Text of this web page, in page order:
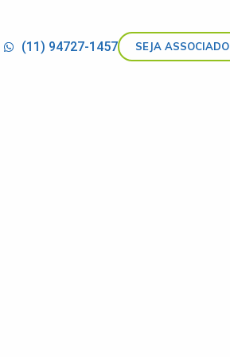
(11) 94727-1457 SEJA ASSOCIADO